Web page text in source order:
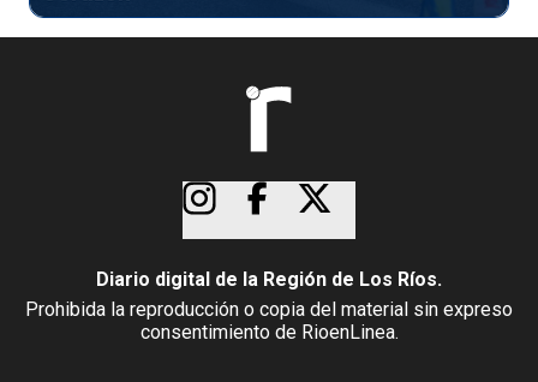
Diario digital de la Región de Los Ríos.
Prohibida la reproducción o copia del material sin expreso
consentimiento de RioenLinea.